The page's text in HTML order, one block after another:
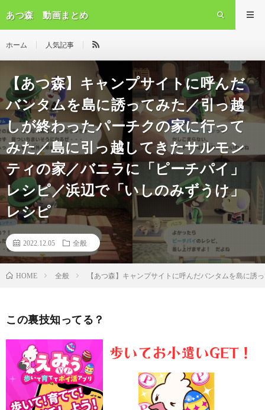
あつ森 動画まとめ
ホーム 人気記事
【あつ森】キャンプサイトに呼んだ
バンタムを島に誘ってみた／引っ越
しが終わったパーチクの家に行って
みた／島に引っ越してきたサルモン
ティの家／バニラに「ピーチパイ」
レシピ／浜辺で「いしのみずうけ」
レシピ
2022.12.05 全般
HOME 全般 【あつ森】キャンプサイトに呼んだバンタムを島に
この裏技知ってる？